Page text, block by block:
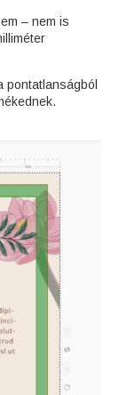
– nem is
pontatlanságból